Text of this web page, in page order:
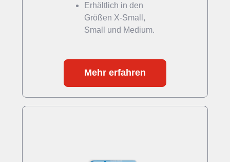
Erhältlich in den
Größen X-Small,
Small und Medium.
Mehr erfahren